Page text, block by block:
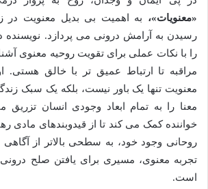
«معنویات»، به اهمیت بی بدیل معنویت در
رسیدن به آرامش درونی می پردازد. نویسنده
را با نکات عملی برای تقویت روحیه معنوی
مراقبه تا ارتباط عمیق تر با خالق
معنویت تنها یک باور نیست، بلکه یک سبک
معنا را به تمام ابعاد وجودی انسان
خواننده کمک می کند تا از قیدوبندهای مادی
روحانی وجود خود، به سطحی بالاتر از
تجربه معنوی، مسیری برای یافتن صلح
است.